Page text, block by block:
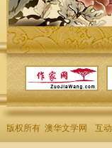
版权所有 澳华文学网 互